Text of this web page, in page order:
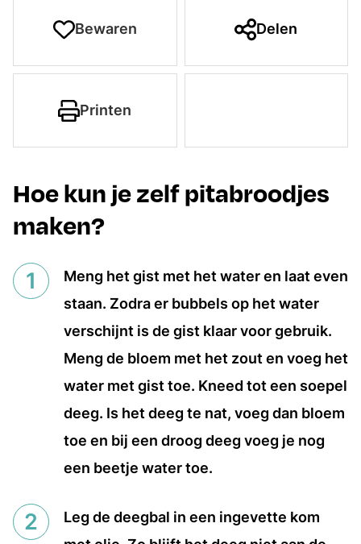
Bewaren Delen
Printen
Hoe kun je zelf pitabroodjes
maken?
Meng het gist met het water en laat even
staan. Zodra er bubbels op het water
verschijnt is de gist klaar voor gebruik.
Meng de bloem met het zout en voeg het
water met gist toe. Kneed tot een soepel
deeg. Is het deeg te nat, voeg dan bloem
toe en bij een droog deeg voeg je nog
een beetje water toe.
Leg de deegbal in een ingevette kom